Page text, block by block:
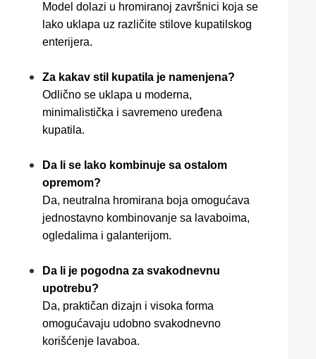
Model dolazi u hromiranoj završnici koja se
lako uklapa uz različite stilove kupatilskog
enterijera.
Za kakav stil kupatila je namenjena?
Odlično se uklapa u moderna,
minimalistička i savremeno uređena
kupatila.
Da li se lako kombinuje sa ostalom
opremom?
Da, neutralna hromirana boja omogućava
jednostavno kombinovanje sa lavaboima,
ogledalima i galanterijom.
Da li je pogodna za svakodnevnu
upotrebu?
Da, praktičan dizajn i visoka forma
omogućavaju udobno svakodnevno
korišćenje lavaboa.